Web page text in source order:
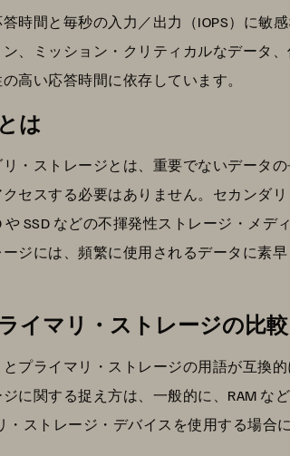
時間と毎秒の入力／出力（IOPS）に敏
、ミッション・クリティカルなデータ
高い応答時間に依存しています。
は
・ストレージとは、重要でないデータ
セスする必要はありません。セカンダ
SSD などの不揮発性ストレージ・メ
ジには、頻繁に使用されるデータに素
イマリ・ストレージの比較
プライマリ・ストレージの用語が互換
に関する捉え方は、一般的に、RAM な
・ストレージ・デバイスを使用する場合